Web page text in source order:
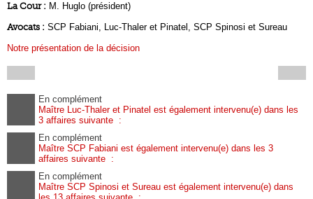
La Cour : M. Huglo (président)
Avocats : SCP Fabiani, Luc-Thaler et Pinatel, SCP Spinosi et Sureau
Notre présentation de la décision
En complément
Maître Luc-Thaler et Pinatel est également intervenu(e) dans les
3 affaires suivante :
En complément
Maître SCP Fabiani est également intervenu(e) dans les 3
affaires suivante :
En complément
Maître SCP Spinosi et Sureau est également intervenu(e) dans